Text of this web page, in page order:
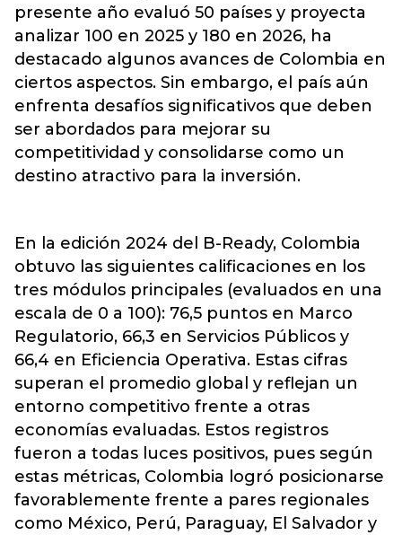
presente año evaluó 50 países y proyecta
analizar 100 en 2025 y 180 en 2026, ha
destacado algunos avances de Colombia en
ciertos aspectos. Sin embargo, el país aún
enfrenta desafíos significativos que deben
ser abordados para mejorar su
competitividad y consolidarse como un
destino atractivo para la inversión.
En la edición 2024 del B-Ready, Colombia
obtuvo las siguientes calificaciones en los
tres módulos principales (evaluados en una
escala de 0 a 100): 76,5 puntos en Marco
Regulatorio, 66,3 en Servicios Públicos y
66,4 en Eficiencia Operativa. Estas cifras
superan el promedio global y reflejan un
entorno competitivo frente a otras
economías evaluadas. Estos registros
fueron a todas luces positivos, pues según
estas métricas, Colombia logró posicionarse
favorablemente frente a pares regionales
como México, Perú, Paraguay, El Salvador y